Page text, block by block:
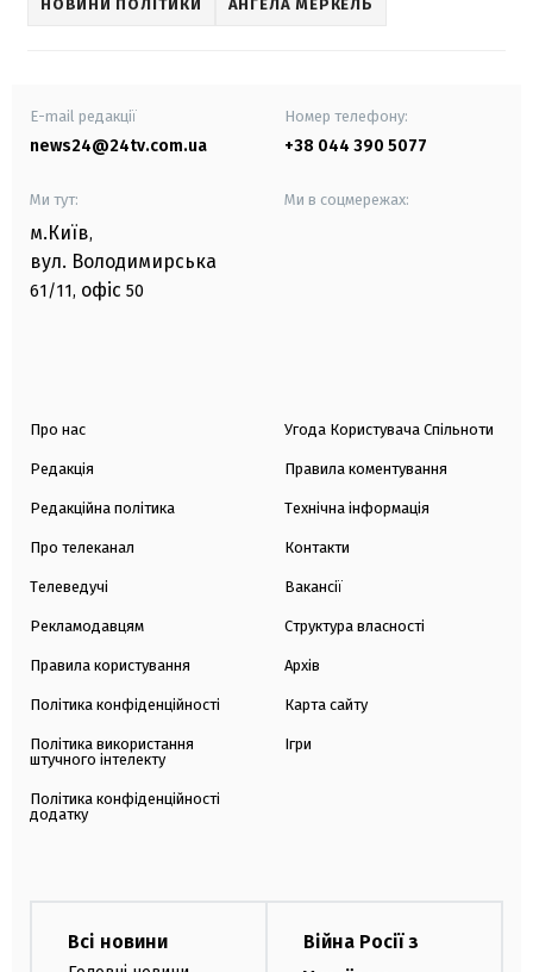
НОВИНИ ПОЛІТИКИ АНГЕЛА МЕРКЕЛЬ
E-mail редакції
news24@24tv.com.ua
Номер телефону:
+38 044 390 5077
Ми тут:
м.Київ,
вул. Володимирська
61/11, офіс 50
Ми в соцмережах:
Про нас
Редакція
Редакційна політика
Про телеканал
Телеведучі
Рекламодавцям
Правила користування
Політика конфіденційності
Політика використання
штучного інтелекту
Політика конфіденційності
додатку
Угода Користувача Спільноти
Правила коментування
Технічна інформація
Контакти
Вакансії
Структура власності
Архів
Карта сайту
Ігри
Всі новини
Війна Росії з